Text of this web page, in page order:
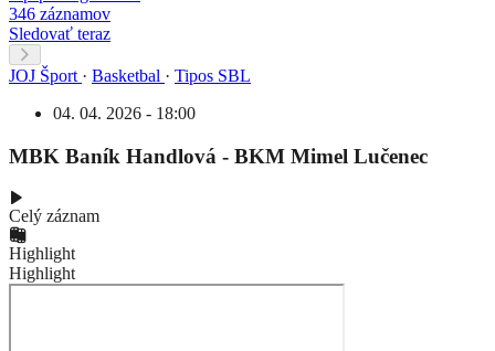
346 záznamov
Sledovať teraz
JOJ Šport · Basketbal · Tipos SBL
04. 04. 2026 - 18:00
MBK Baník Handlová - BKM Mimel Lučenec
Celý záznam
Highlight
Highlight